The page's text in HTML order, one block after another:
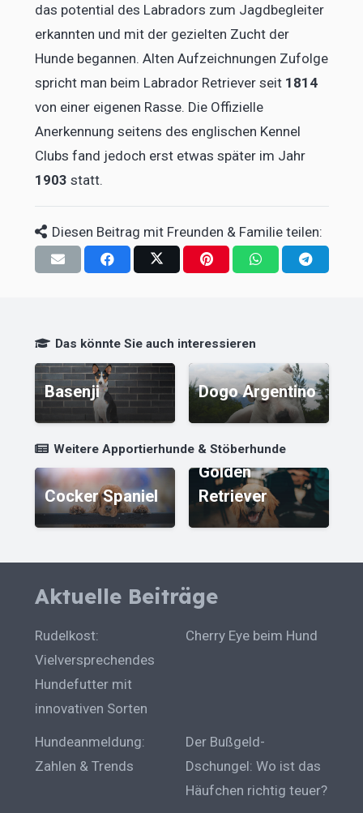
das potential des Labradors zum Jagdbegleiter
erkannten und mit der gezielten Zucht der
Hunde begannen. Alten Aufzeichnungen Zufolge
spricht man beim Labrador Retriever seit 1814
von einer eigenen Rasse. Die Offizielle
Anerkennung seitens des englischen Kennel
Clubs fand jedoch erst etwas später im Jahr
1903 statt.
Diesen Beitrag mit Freunden & Familie teilen:
Das könnte Sie auch interessieren
Dogo Argentino
Kleiner
Weitere Apportierhunde & Stöberhunde
Cocker Spaniel
Golden
Retriever
Aktuelle Beiträge
Rudelkost:
Vielversprechendes
Hundefutter mit
innovativen Sorten
Cherry Eye beim Hund
Hundeanmeldung:
Zahlen & Trends
Der Bußgeld-
Dschungel: Wo ist das
Häufchen richtig teuer?